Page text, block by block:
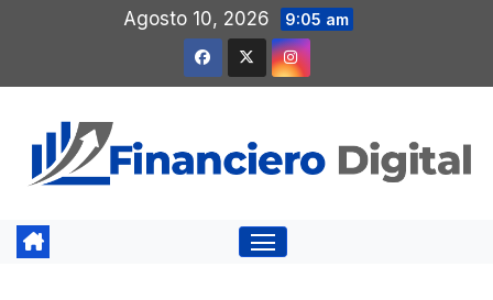
contenido
Agosto 10, 2026 9:05 am